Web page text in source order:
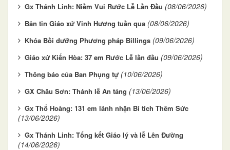
Gx Thánh Linh: Niềm Vui Rước Lễ Lần Đầu (08/06/2026)
Bản tin Giáo xứ Vinh Hương tuần qua (08/06/2026)
Khóa Bồi dưỡng Phương pháp Billings (09/06/2026)
Giáo xứ Kiến Hòa: 37 em Rước Lễ lần đầu (09/06/2026)
Thông báo của Ban Phụng tự (10/06/2026)
GX Châu Sơn: Thánh lễ An táng (13/06/2026)
Gx Thổ Hoàng: 131 em lãnh nhận Bí tích Thêm Sức
(13/06/2026)
Gx Thánh Linh: Tổng kết Giáo lý và lễ Lên Đường
(14/06/2026)